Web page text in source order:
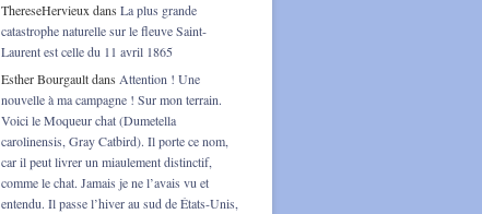
ThereseHervieux dans La plus grande
catastrophe naturelle sur le fleuve Saint-
Laurent est celle du 11 avril 1865
Esther Bourgaultdans Attention ! Une
nouvelle à ma campagne ! Sur mon terrain.
Voici le Moqueur chat (Dumetella
carolinensis, Gray Catbird). Il porte ce nom,
car il peut livrer un miaulement distinctif,
comme le chat. Jamais je ne l’avais vu et
entendu. Il passe l’hiver au sud de États-Unis,